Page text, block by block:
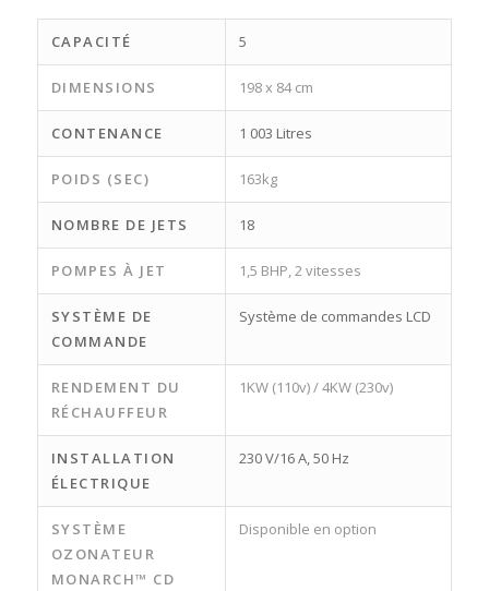
CAPACITÉ 5
DIMENSIONS 198 x 84 cm
CONTENANCE 1 003 Litres
POIDS (SEC) 163kg
NOMBRE DE JETS 18
POMPES À JET 1,5 BHP, 2 vitesses
SYSTÈME DE
COMMANDE
Système de commandes LCD
RENDEMENT DU
RÉCHAUFFEUR
1KW (110v) / 4KW (230v)
INSTALLATION
ÉLECTRIQUE
230 V/16 A, 50 Hz
SYSTÈME
OZONATEUR
MONARCH™ CD
Disponible en option